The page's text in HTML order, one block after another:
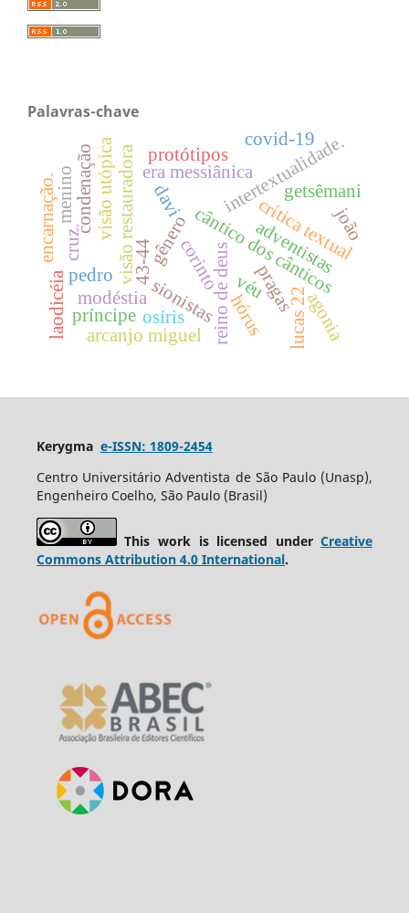
Palavras-chave
cântico dos cânticos
43-44
davi intertextualidade.
reino de deus
visão restauradora
visão utópica era messiânica
sionistas
adventistas
corinto véu
gênero
modéstia pragaslucas 22
crítica textual
condenação
pedro
príncipe
arcanjo miguel
getsêmani
protótipos
hórus
osíris agonia
cruz.
menino
joão
encarnação.
covid-19
laodicéia
Kerygma e-ISSN: 1809-2454
Centro Universitário Adventista de São Paulo (Unasp),
Engenheiro Coelho, São Paulo (Brasil)
This work is licensed underCreative
Commons Attribution 4.0 International.